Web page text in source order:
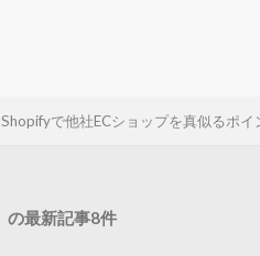
Shopifyで他社ECショップを真似るポ
の最新記事8件